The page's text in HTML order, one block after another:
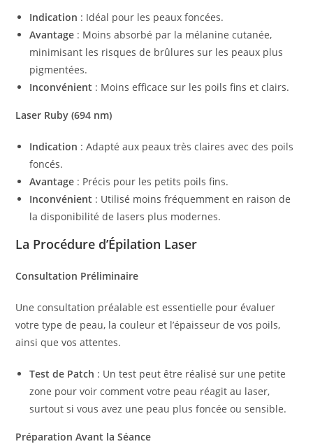
Indication : Idéal pour les peaux foncées.
Avantage : Moins absorbé par la mélanine cutanée,
minimisant les risques de brûlures sur les peaux plus
pigmentées.
Inconvénient : Moins efficace sur les poils fins et clairs.
Laser Ruby (694 nm)
Indication : Adapté aux peaux très claires avec des poils
foncés.
Avantage : Précis pour les petits poils fins.
Inconvénient : Utilisé moins fréquemment en raison de
la disponibilité de lasers plus modernes.
La Procédure d’Épilation Laser
Consultation Préliminaire
Une consultation préalable est essentielle pour évaluer
votre type de peau, la couleur et l’épaisseur de vos poils,
ainsi que vos attentes.
Test de Patch : Un test peut être réalisé sur une petite
zone pour voir comment votre peau réagit au laser,
surtout si vous avez une peau plus foncée ou sensible.
Préparation Avant la Séance